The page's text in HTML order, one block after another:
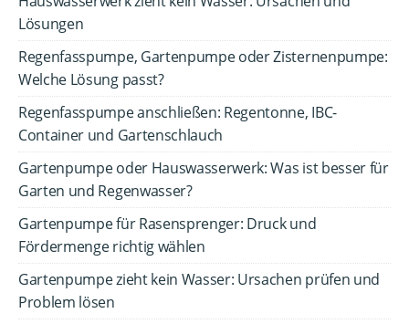
Lösungen
Regenfasspumpe, Gartenpumpe oder Zisternenpumpe:
Welche Lösung passt?
Regenfasspumpe anschließen: Regentonne, IBC-
Container und Gartenschlauch
Gartenpumpe oder Hauswasserwerk: Was ist besser für
Garten und Regenwasser?
Gartenpumpe für Rasensprenger: Druck und
Fördermenge richtig wählen
Gartenpumpe zieht kein Wasser: Ursachen prüfen und
Problem lösen